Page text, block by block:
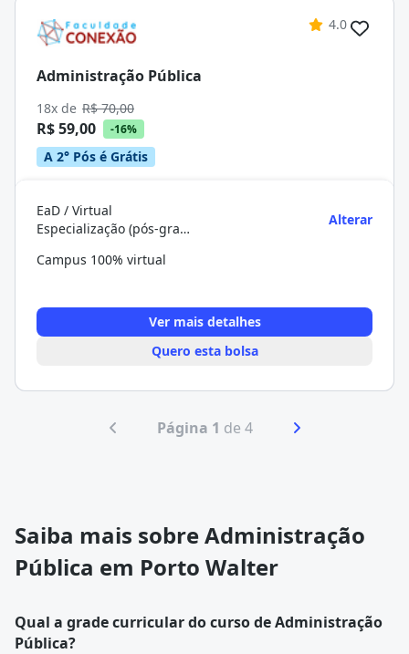
4.0
Administração Pública
18x de R$ 70,00
R$ 59,00 -16%
A 2° Pós é Grátis
EaD / Virtual
Especialização (pós-graduação)
Alterar
Campus 100% virtual
Ver mais detalhes
Quero esta bolsa
Página 1 de 4
Saiba mais sobre Administração
Pública em Porto Walter
Qual a grade curricular do curso de Administração
Pública?